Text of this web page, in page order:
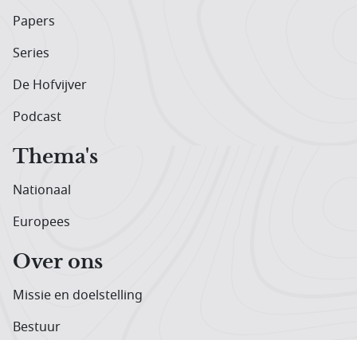
Papers
Series
De Hofvijver
Podcast
Thema's
Nationaal
Europees
Over ons
Missie en doelstelling
Bestuur